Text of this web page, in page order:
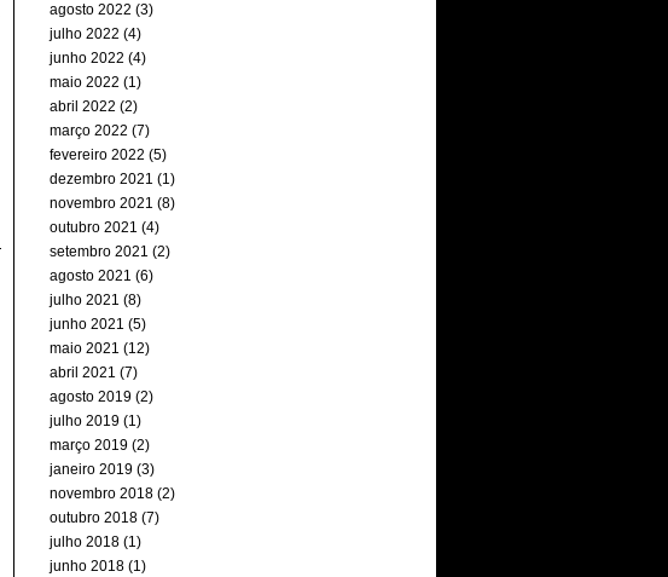
agosto 2022 (3)
julho 2022 (4)
junho 2022 (4)
maio 2022 (1)
abril 2022 (2)
março 2022 (7)
fevereiro 2022 (5)
dezembro 2021 (1)
novembro 2021 (8)
outubro 2021 (4)
setembro 2021 (2)
agosto 2021 (6)
julho 2021 (8)
junho 2021 (5)
maio 2021 (12)
abril 2021 (7)
agosto 2019 (2)
julho 2019 (1)
março 2019 (2)
janeiro 2019 (3)
novembro 2018 (2)
outubro 2018 (7)
julho 2018 (1)
junho 2018 (1)